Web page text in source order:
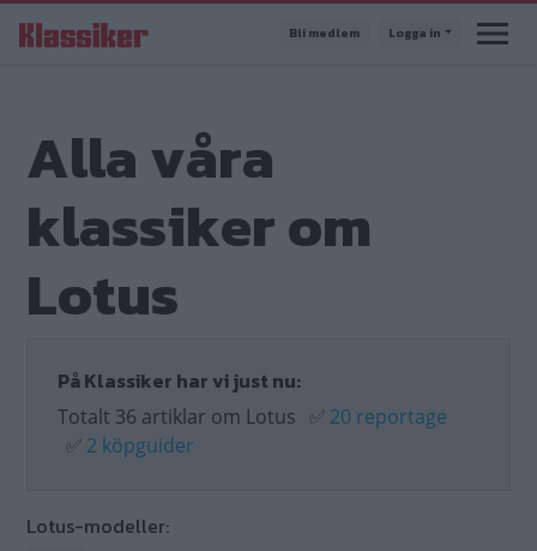
till
Bli medlem Logga in
Alla våra
klassiker om
Lotus
På Klassiker har vi just nu:
Totalt 36 artiklar om Lotus ✅ 20 reportage
✅ 2 köpguider
Lotus-modeller: